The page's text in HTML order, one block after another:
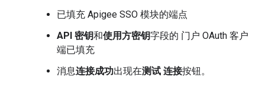
已填充 Apigee SSO 模块的端点
API 密钥和使用方密钥字段的 门户 OAuth 客户
端已填充
消息连接成功出现在测试 连接按钮。